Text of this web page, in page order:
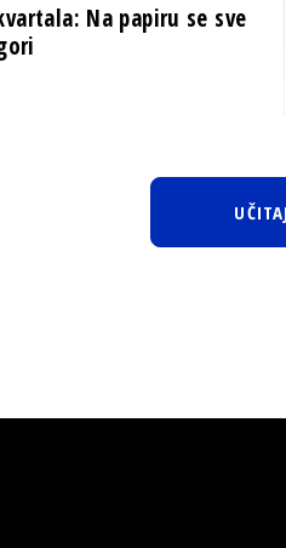
Na papiru se sve